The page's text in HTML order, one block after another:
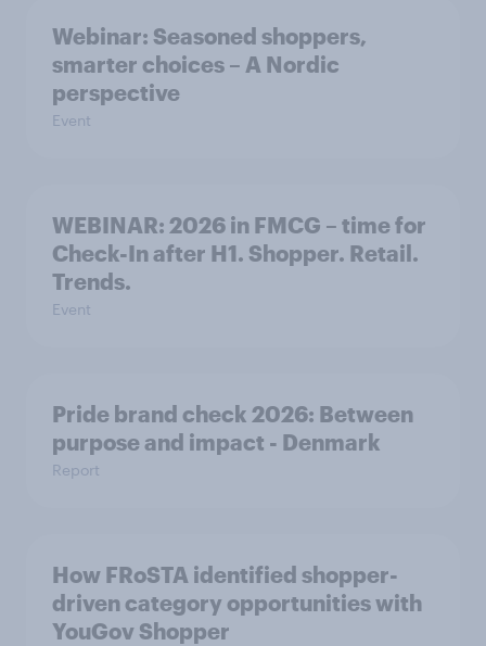
Webinar: Seasoned shoppers,
smarter choices – A Nordic
perspective
Event
WEBINAR: 2026 in FMCG – time for
Check-In after H1. Shopper. Retail.
Trends.
Event
Pride brand check 2026: Between
purpose and impact - Denmark
Report
How FRoSTA identified shopper-
driven category opportunities with
YouGov Shopper